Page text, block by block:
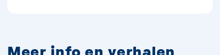
Meer info en verhalen